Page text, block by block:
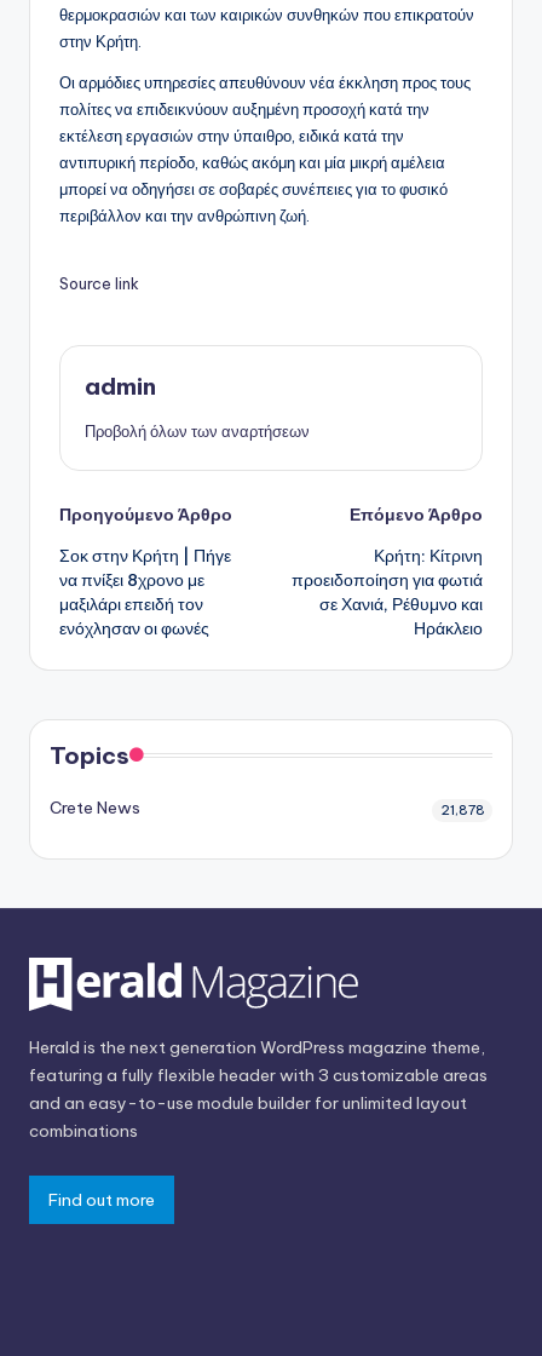
θερμοκρασιών και των καιρικών συνθηκών που επικρατούν
στην Κρήτη.
Οι αρμόδιες υπηρεσίες απευθύνουν νέα έκκληση προς τους
πολίτες να επιδεικνύουν αυξημένη προσοχή κατά την
εκτέλεση εργασιών στην ύπαιθρο, ειδικά κατά την
αντιπυρική περίοδο, καθώς ακόμη και μία μικρή αμέλεια
μπορεί να οδηγήσει σε σοβαρές συνέπειες για το φυσικό
περιβάλλον και την ανθρώπινη ζωή.
Source link
admin
Προβολή όλων των αναρτήσεων
Πλοήγηση
δημοσιεύσεων
Προηγούμενο Άρθρο
Σοκ στην Κρήτη | Πήγε
να πνίξει 8χρονο με
μαξιλάρι επειδή τον
ενόχλησαν οι φωνές
Επόμενο Άρθρο
Κρήτη: Κίτρινη
προειδοποίηση για φωτιά
σε Χανιά, Ρέθυμνο και
Ηράκλειο
Topics
Crete News 21,878
Herald is the next generation WordPress magazine theme,
featuring a fully flexible header with 3 customizable areas
and an easy-to-use module builder for unlimited layout
combinations
Find out more